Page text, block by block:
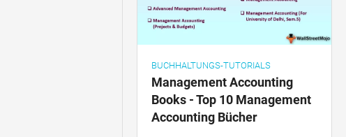
BUCHHALTUNGS-TUTORIALS
Management Accounting
Books - Top 10 Management
Accounting Bücher